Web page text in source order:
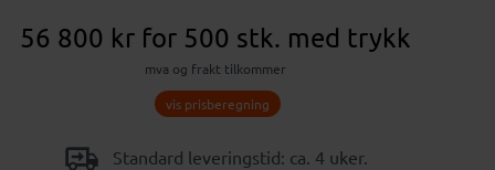
56 800 kr for 500 stk. med trykk
mva og frakt tilkommer
vis prisberegning
Standard leveringstid: ca. 4 uker.